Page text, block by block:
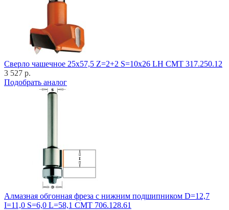
Cверло чашечное 25x57,5 Z=2+2 S=10x26 LH CMT 317.250.12
3 527 р.
Подобрать аналог
Алмазная обгонная фреза с нижним подшипником D=12,7
I=11,0 S=6,0 L=58,1 CMT 706.128.61